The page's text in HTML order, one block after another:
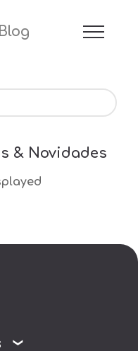
Blog
& Novidades